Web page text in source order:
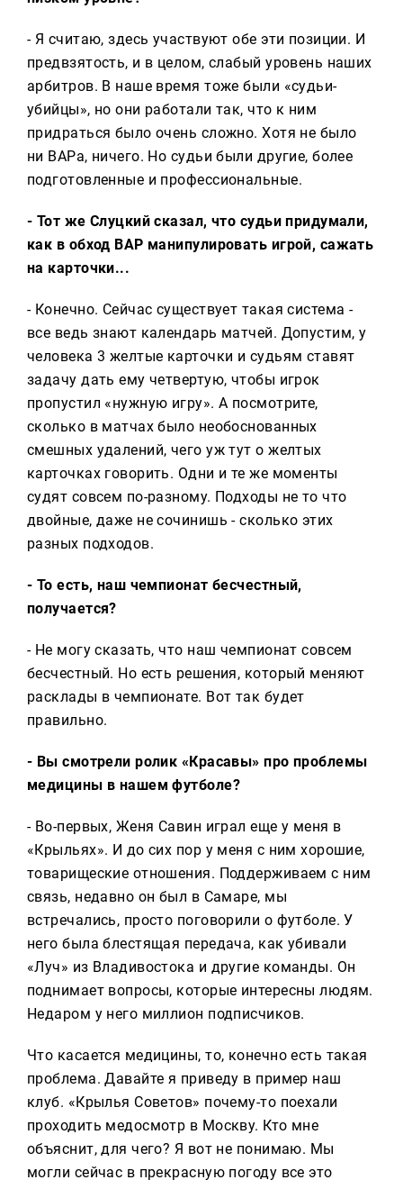
- Я считаю, здесь участвуют обе эти позиции. И
предвзятость, и в целом, слабый уровень наших
арбитров. В наше время тоже были «судьи-
убийцы», но они работали так, что к ним
придраться было очень сложно. Хотя не было
ни ВАРа, ничего. Но судьи были другие, более
подготовленные и профессиональные.
- Тот же Слуцкий сказал, что судьи придумали,
как в обход ВАР манипулировать игрой, сажать
на карточки...
- Конечно. Сейчас существует такая система -
все ведь знают календарь матчей. Допустим, у
человека 3 желтые карточки и судьям ставят
задачу дать ему четвертую, чтобы игрок
пропустил «нужную игру». А посмотрите,
сколько в матчах было необоснованных
смешных удалений, чего уж тут о желтых
карточках говорить. Одни и те же моменты
судят совсем по-разному. Подходы не то что
двойные, даже не сочинишь - сколько этих
разных подходов.
- То есть, наш чемпионат бесчестный,
получается?
- Не могу сказать, что наш чемпионат совсем
бесчестный. Но есть решения, который меняют
расклады в чемпионате. Вот так будет
правильно.
- Вы смотрели ролик «Красавы» про проблемы
медицины в нашем футболе?
- Во-первых, Женя Савин играл еще у меня в
«Крыльях». И до сих пор у меня с ним хорошие,
товарищеские отношения. Поддерживаем с ним
связь, недавно он был в Самаре, мы
встречались, просто поговорили о футболе. У
него была блестящая передача, как убивали
«Луч» из Владивостока и другие команды. Он
поднимает вопросы, которые интересны людям.
Недаром у него миллион подписчиков.
Что касается медицины, то, конечно есть такая
проблема. Давайте я приведу в пример наш
клуб. «Крылья Советов» почему-то поехали
проходить медосмотр в Москву. Кто мне
объяснит, для чего? Я вот не понимаю. Мы
могли сейчас в прекрасную погоду все это